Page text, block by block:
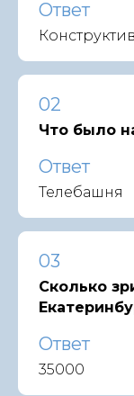
Ответ
02
Что было
Ответ
Телебашня
03
Сколько
Ответ
35000